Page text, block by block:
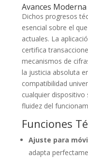
Avances
Dichos progresos
esencial sobre el
actuales. La
certifica
mecanismos de
la justicia absoluta
compatibilidad
cualquier dispositivo
fluidez del
Funciones
Ajuste para
adapta